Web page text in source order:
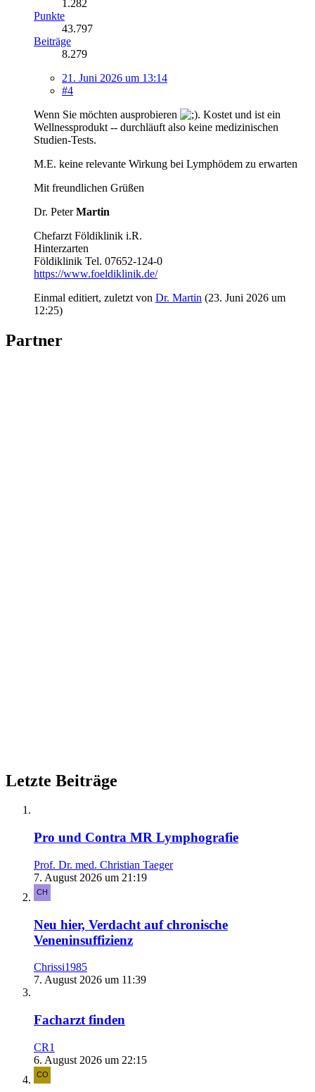
1.282
Punkte
43.797
Beiträge
8.279
21. Juni 2026 um 13:14
#4
Wenn Sie möchten ausprobieren
. Kostet und ist ein
Wellnessprodukt -- durchläuft also keine medizinischen
Studien-Tests.
M.E. keine relevante Wirkung bei Lymphödem zu erwarten
Mit freundlichen Grüßen
Dr. PeterMartin
Chefarzt Földiklinik i.R.
Hinterzarten
Földiklinik Tel. 07652-124-0
https://www.foeldiklinik.de/
Einmal editiert, zuletzt von Dr. Martin (23. Juni 2026 um
12:25)
Partner
Letzte Beiträge
Pro und Contra MR Lymphografie
Prof. Dr. med. Christian Taeger
7. August 2026 um 21:19
Neu hier, Verdacht auf chronische
Veneninsuffizienz
Chrissi1985
7. August 2026 um 11:39
Facharzt finden
CR1
6. August 2026 um 22:15